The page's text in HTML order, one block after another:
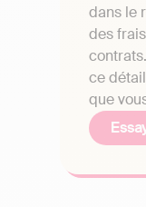
dans le
des
ce
que